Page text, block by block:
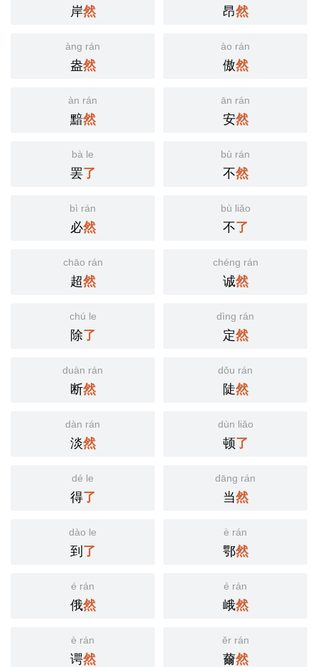
岸然 昂然
àng rán
盎然
ào rán
傲然
àn rán
黯然
ān rán
安然
bà le
罢了
bù rán
不然
bì rán
必然
bù liǎo
不了
chāo rán
超然
chéng rán
诚然
chú le
除了
dìng rán
定然
duàn rán
断然
dǒu rán
陡然
dàn rán
淡然
dùn liǎo
顿了
dé le
得了
dāng rán
当然
dào le
到了
è rán
鄂然
é rán
俄然
é rán
峨然
è rán
谔然
ěr rán
薾然